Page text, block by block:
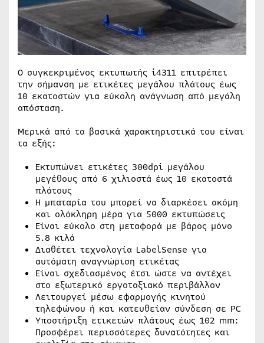
Ο συγκεκριμένος εκτυπωτής i4311 επιτρέπει
την σήμανση με ετικέτες μεγάλου πλάτους έως
10 εκατοστών για εύκολη ανάγνωση από μεγάλη
απόσταση.
Μερικά από τα βασικά χαρακτηριστικά του είναι
τα εξής:
Εκτυπώνει ετικέτες 300dpi μεγάλου
μεγέθους από 6 χιλιοστά έως 10 εκατοστά
πλάτους
Η μπαταρία του μπορεί να διαρκέσει ακόμη
και ολόκληρη μέρα για 5000 εκτυπώσεις
Είναι εύκολο στη μεταφορά με βάρος μόνο
5.8 κιλά
Διαθέτει τεχνολογία LabelSense για
αυτόματη αναγνώριση ετικέτας
Είναι σχεδιασμένος έτσι ώστε να αντέχει
στο εξωτερικό εργοταξιακό περιβάλλον
Λειτουργεί μέσω εφαρμογής κινητού
τηλεφώνου ή και κατευθείαν σύνδεση σε PC
Υποστήριξη ετικετών πλάτους έως 102 mm:
Προσφέρει περισσότερες δυνατότητες και